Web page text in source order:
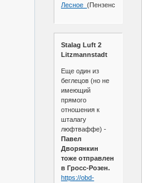
Лесное_ (Пензенская_область)
Stalag Luft 2
Litzmannstadt
Еще один из
беглецов (но не
имеющий
прямого
отношения к
шталагу
люфтваффе) -
Павел
Дворянкин
тоже отправлен
в Гросс-Розен.
https://obd-